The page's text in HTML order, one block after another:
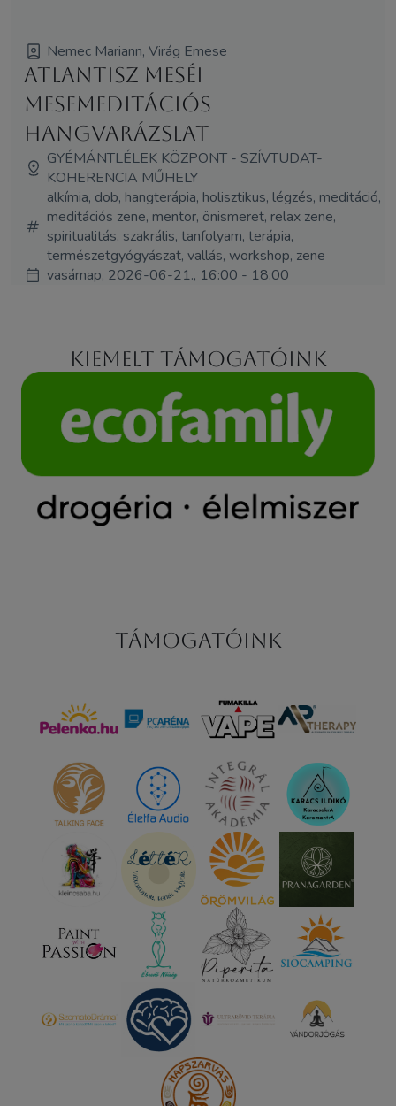
Nemec Mariann, Virág Emese
Atlantisz Meséi
mesemeditációs
hangvarázslat
GYÉMÁNTLÉLEK KÖZPONT - SZÍVTUDAT-
KOHERENCIA MŰHELY
alkímia, dob, hangterápia, holisztikus, légzés, meditáció,
meditációs zene, mentor, önismeret, relax zene,
spiritualitás, szakrális, tanfolyam, terápia,
természetgyógyászat, vallás, workshop, zene
vasárnap, 2026-06-21., 16:00 - 18:00
Kiemelt támogatóink
Támogatóink